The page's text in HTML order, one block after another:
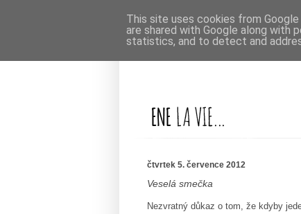
čtvrtek 5. července 2012
Veselá smečka
Nezvratný důkaz o tom, že kdyby
This site uses cookies from
are shared with Google along with
statistics, and to detect and